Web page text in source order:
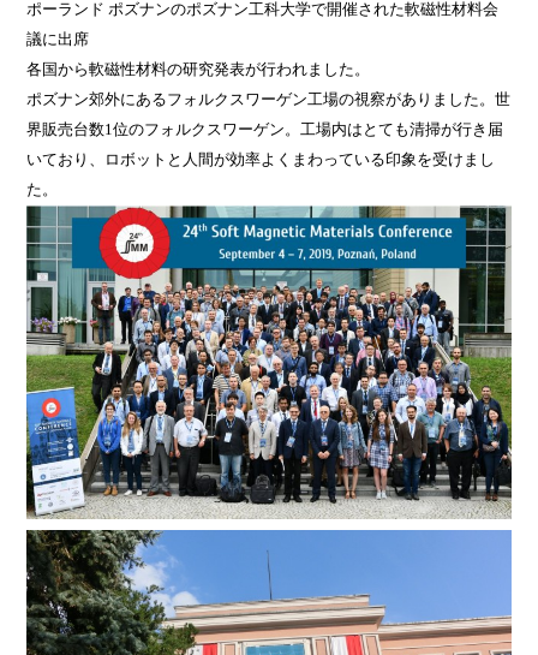
ポーランド ポズナンのポズナン工科大学で開催された軟磁性材料会
議に出席
各国から軟磁性材料の研究発表が行われました。
ポズナン郊外にあるフォルクスワーゲン工場の視察がありました。世
界販売台数1位のフォルクスワーゲン。工場内はとても清掃が行き届
いており、ロボットと人間が効率よくまわっている印象を受けまし
た。